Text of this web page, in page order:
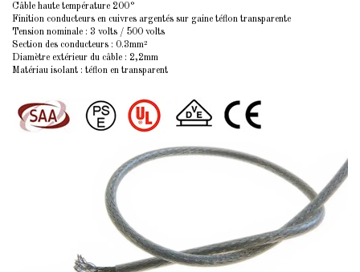
Câble haute température 200°
Finition conducteurs en cuivres argentés sur gaine téflon transparente
Tension nominale : 3 volts / 500 volts
Section des conducteurs : 0.3mm²
Diamètre extérieur du câble : 2,2mm
Matériau isolant : téflon en transparent